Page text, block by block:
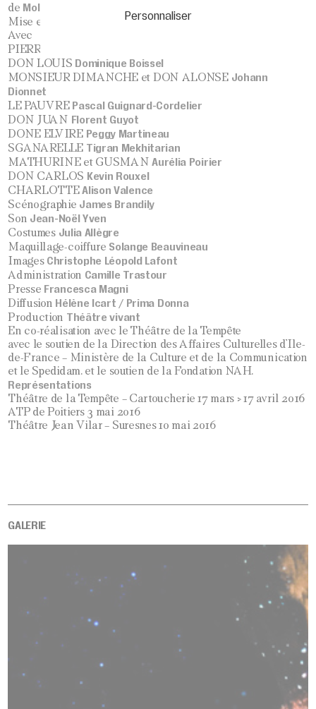
de Molière
Mise en scène Anne Coutureau
Avec
PIERROT
DON LOUIS Dominique Boissel
MONSIEUR DIMANCHE et DON ALONSE Johann
Dionnet
LE PAUVRE Pascal Guignard-Cordelier
DON JUAN Florent Guyot
DONE ELVIRE Peggy Martineau
SGANARELLE Tigran Mekhitarian
MATHURINE et GUSMANAurélia Poirier
DON CARLOS Kevin Rouxel
CHARLOTTEAlison Valence
Scénographie James Brandily
Son Jean-Noël Yven
Costumes Julia Allègre
Maquillage-coiffure Solange Beauvineau
Images Christophe Léopold Lafont
Administration Camille Trastour
Presse Francesca Magni
Diffusion Hélène Icart / Prima Donna
Production Théâtre vivant
En co-réalisation avec le Théâtre de la Tempête
avec le soutien de la Direction des Affaires Culturelles d’Ile-
de-France – Ministère de la Culture et de la Communication
et le Spedidam. et le soutien de la Fondation NAH.
Représentations
Théâtre de la Tempête – Cartoucherie 17 mars > 17 avril 2016
ATP de Poitiers 3 mai 2016
Théâtre Jean Vilar – Suresnes 10 mai 2016
GALERIE
Personnaliser